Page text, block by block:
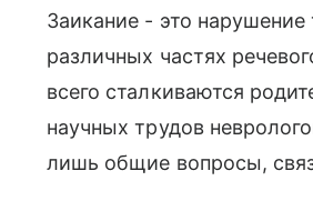
Заикание - это
различных частях
всего сталкиваются
научных трудов
лишь общие вопросы,